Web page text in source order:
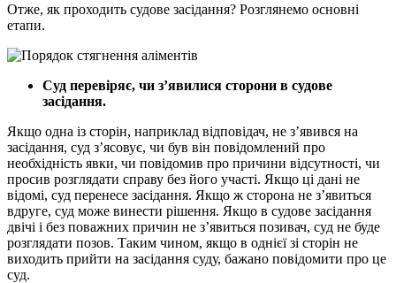
Отже, як проходить судове засідання? Розглянемо основні
етапи.
Суд перевіряє, чи з’явилися сторони в судове
засідання.
Якщо одна із сторін, наприклад відповідач, не з’явився на
засідання, суд з’ясовує, чи був він повідомлений про
необхідність явки, чи повідомив про причини відсутності, чи
просив розглядати справу без його участі. Якщо ці дані не
відомі, суд перенесе засідання. Якщо ж сторона не з’явиться
вдруге, суд може винести рішення. Якщо в судове засідання
двічі і без поважних причин не з’явиться позивач, суд не буде
розглядати позов. Таким чином, якщо в однієї зі сторін не
виходить прийти на засідання суду, бажано повідомити про це
суд.